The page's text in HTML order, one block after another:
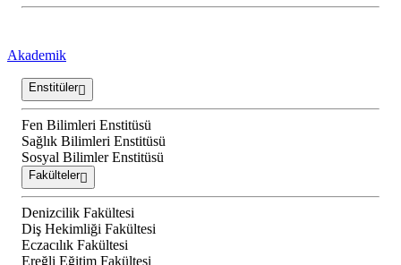
Akademik
Enstitüler
Fen Bilimleri Enstitüsü
Sağlık Bilimleri Enstitüsü
Sosyal Bilimler Enstitüsü
Fakülteler
Denizcilik Fakültesi
Diş Hekimliği Fakültesi
Eczacılık Fakültesi
Ereğli Eğitim Fakültesi